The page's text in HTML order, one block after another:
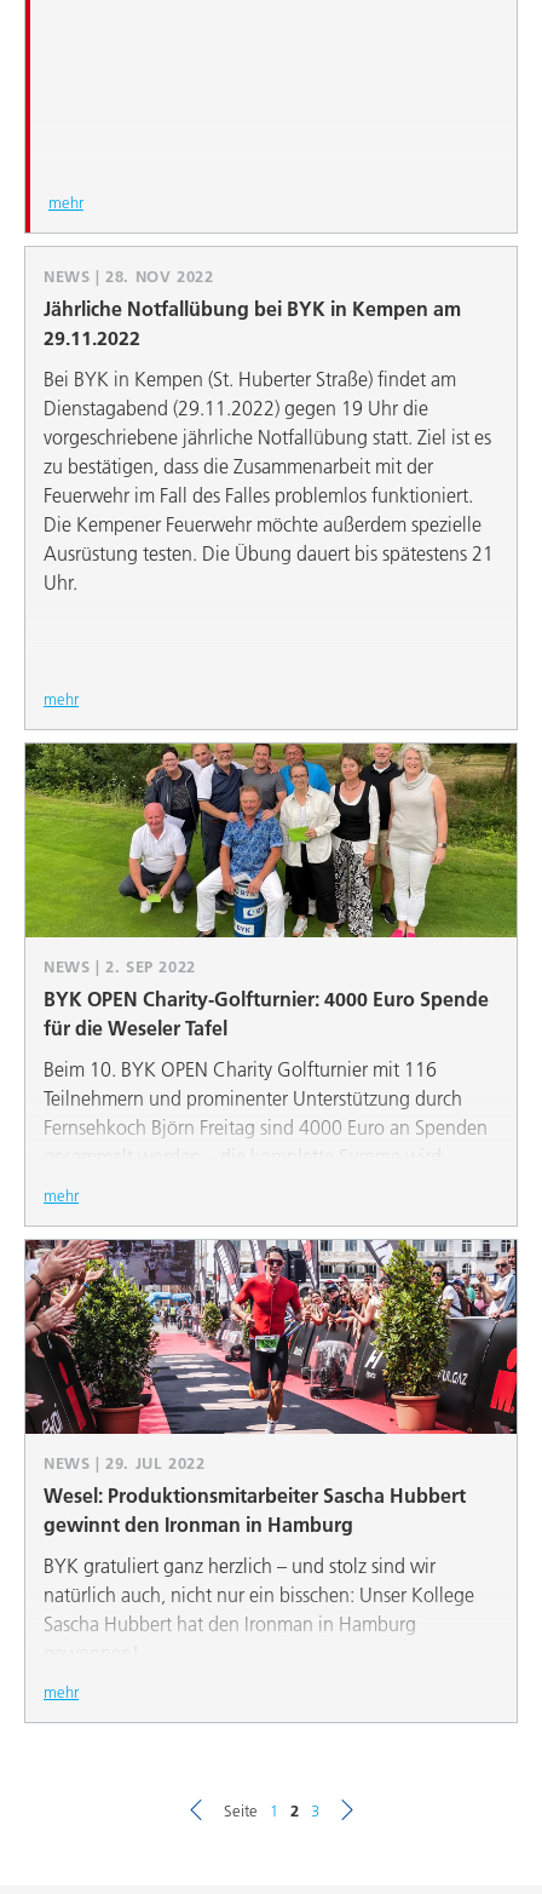
mehr
NEWS | 28. NOV 2022
Jährliche Notfallübung bei BYK in Kempen am
29.11.2022
Bei BYK in Kempen (St. Huberter Straße) findet am
Dienstagabend (29.11.2022) gegen 19 Uhr die
vorgeschriebene jährliche Notfallübung statt. Ziel ist es
zu bestätigen, dass die Zusammenarbeit mit der
Feuerwehr im Fall des Falles problemlos funktioniert.
Die Kempener Feuerwehr möchte außerdem spezielle
Ausrüstung testen. Die Übung dauert bis spätestens 21
Uhr.
mehr
NEWS | 2. SEP 2022
BYK OPEN Charity-Golfturnier: 4000 Euro Spende
für die Weseler Tafel
Beim 10. BYK OPEN Charity Golfturnier mit 116
Teilnehmern und prominenter Unterstützung durch
Fernsehkoch Björn Freitag sind 4000 Euro an Spenden
gesammelt worden – die komplette Summe wird
diesmal an die Weseler Tafel gespendet.
Bei den BYK OPEN-Turnieren konnten in den
vergangenen zwölf Jahren insgesamt rund 40.000 Euro
an Spendengeldern gesammelt und engagierten
Vereinen und Organisationen im Weseler Umfeld
gespendet werden.
mehr
NEWS | 29. JUL 2022
Wesel: Produktionsmitarbeiter Sascha Hubbert
gewinnt den Ironman in Hamburg
BYK gratuliert ganz herzlich – und stolz sind wir
natürlich auch, nicht nur ein bisschen: Unser Kollege
Sascha Hubbert hat den Ironman in Hamburg
mehr
Seite 1 2 3